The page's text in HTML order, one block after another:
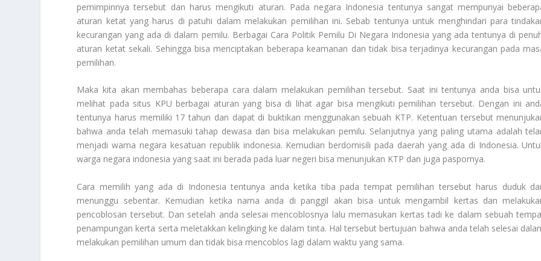
pemimpinnya tersebut dan harus mengikuti aturan. Pada negara Indonesia tentunya sangat mempunyai
aturan ketat yang harus di patuhi dalam melakukan pemilihan ini. Sebab tentunya untuk menghindari para
kecurangan yang ada di dalam pemilu. Berbagai Cara Politik Pemilu Di Negara Indonesia yang ada tentunya di
aturan ketat sekali. Sehingga bisa menciptakan beberapa keamanan dan tidak bisa terjadinya kecurangan pada
pemilihan.
Maka kita akan membahas beberapa cara dalam melakukan pemilihan tersebut. Saat ini tentunya anda bisa
melihat pada situs KPU berbagai aturan yang bisa di lihat agar bisa mengikuti pemilihan tersebut. Dengan ini
tentunya harus memiliki 17 tahun dan dapat di buktikan menggunakan sebuah KTP. Ketentuan tersebut
bahwa anda telah memasuki tahap dewasa dan bisa melakukan pemilu. Selanjutnya yang paling utama adalah
menjadi warna negara kesatuan republik indonesia. Kemudian berdomisili pada daerah yang ada di Indonesia.
warga negara indonesia yang saat ini berada pada luar negeri bisa menunjukan KTP dan juga paspornya.
Cara memilih yang ada di Indonesia tentunya anda ketika tiba pada tempat pemilihan tersebut harus duduk
menunggu sebentar. Kemudian ketika nama anda di panggil akan bisa untuk mengambil kertas dan
pencoblosan tersebut. Dan setelah anda selesai mencoblosnya lalu memasukan kertas tadi ke dalam sebuah
penampungan kerta serta meletakkan kelingking ke dalam tinta. Hal tersebut bertujuan bahwa anda telah selesai
melakukan pemilihan umum dan tidak bisa mencoblos lagi dalam waktu yang sama.